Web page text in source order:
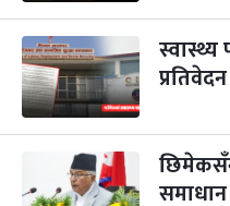
४
बुध कार्तिक ४, २०८३ Oct 21,
५
बिहि
पापा‌ङ्कुशा एकादशी व्रत
कार्तिक ५, २०८३
२२
आइत
कुकुर तिहार
कार्तिक २२, २०८३-Nov 8,